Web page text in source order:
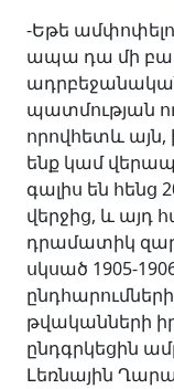
-Եթե
ապա դա մի
պատմության
որովհետև
ենք կամ
գալիս են հենց
վերջից, և այդ
դրամատիկ
սկսած 1905-
թվականների
ընդգրկեցին
Լեռնային